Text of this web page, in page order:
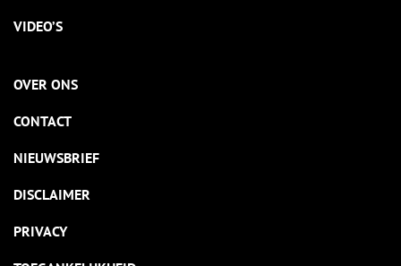
VIDEO’S
OVER ONS
CONTACT
NIEUWSBRIEF
DISCLAIMER
PRIVACY